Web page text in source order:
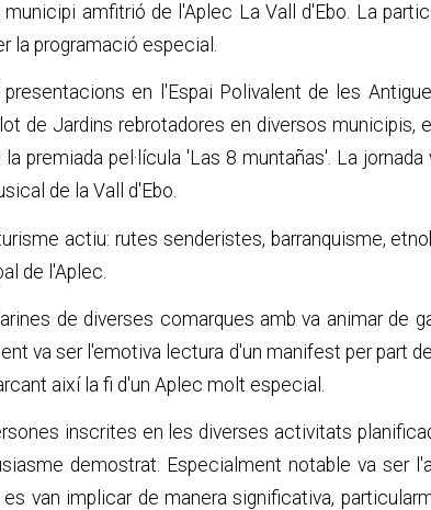
amfitrió de l'Aplec La Vall d'Ebo. La
la programació especial.
en l'Espai Polivalent de les
de Jardins rebrotadores en diversos municipis,
premiada pel·lícula 'Las 8 muntañas'. La
de la Vall d'Ebo.
actiu: rutes senderistes, barranquisme,
de l'Aplec.
de diverses comarques amb va animar de
va ser l'emotiva lectura d'un manifest per part
així la fi d'un Aplec molt especial.
inscrites en les diverses activitats
demostrat. Especialment notable va ser
van implicar de manera significativa,